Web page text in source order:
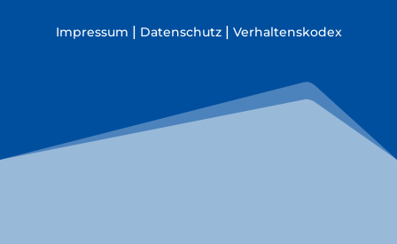
Impressum | Datenschutz| Verhaltenskodex